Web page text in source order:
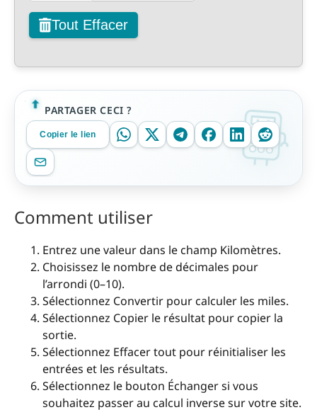
Tout Effacer
PARTAGER CECI ?
Copier le lien
Comment utiliser
Entrez une valeur dans le champ Kilomètres.
Choisissez le nombre de décimales pour
l’arrondi (0–10).
Sélectionnez Convertir pour calculer les miles.
Sélectionnez Copier le résultat pour copier la
sortie.
Sélectionnez Effacer tout pour réinitialiser les
entrées et les résultats.
Sélectionnez le bouton Échanger si vous
souhaitez passer au calcul inverse sur votre site.